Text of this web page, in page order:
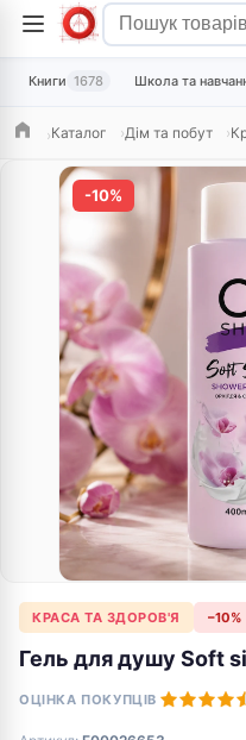
Книги 1678 Школа та
ГоловнаКаталог Дім та побут
-10%
КРАСА ТА ЗДОРОВ'Я −10%
Гель для душу Soft
ОЦІНКА ПОКУПЦІВ